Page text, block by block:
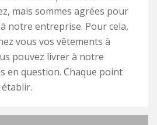
mais sommes agrées pour
notre entreprise. Pour cela,
vous vos vêtements à
pouvez livrer à notre
en question. Chaque point